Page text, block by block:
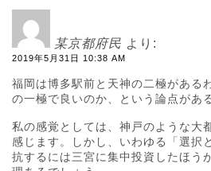
某京都府民 より:
2019年5月31日 10:38 AM
福岡は博多駅前と天神の二極がある
の一極で良いのか、という論点があ
私の感覚としては、神戸のような大
感じます。しかし、いわゆる「選択
抗するには三宮に集中投資したほう